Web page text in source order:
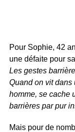
Pour Sophie, 42
une défaite pour
Les gestes
Quand on vit dans
homme, se cache
barrières par pur
Mais pour de